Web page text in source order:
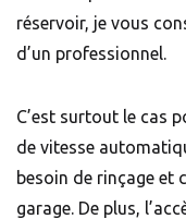
réservoir, je vous
d’un professionnel.
C’est surtout le cas
de vitesse
besoin de rinçage et
garage. De plus,